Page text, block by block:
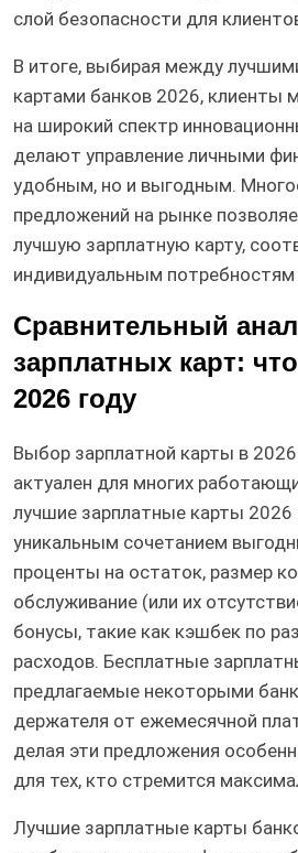
слой безопасности для
В итоге, выбирая между
картами банков 2026, клиенты
на широкий спектр
делают управление личными
удобным, но и выгодным.
предложений на рынке
лучшую зарплатную карту,
индивидуальным потребностям
Сравнительный
зарплатных карт:
2026 году
Выбор зарплатной карты в
актуален для многих
лучшие зарплатные карты 2026
уникальным сочетанием
проценты на остаток, размер
обслуживание (или их
бонусы, такие как кэшбек по
расходов. Бесплатные
предлагаемые некоторыми
держателя от ежемесячной
делая эти предложения
для тех, кто стремится
Лучшие зарплатные карты